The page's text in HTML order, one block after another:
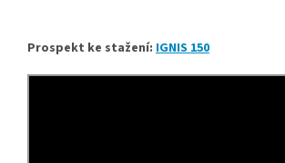
Prospekt ke stažení: IGNIS 150